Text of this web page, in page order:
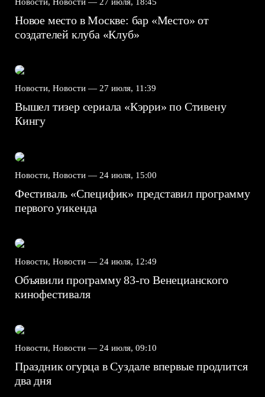
Новое место в Москве: бар «Место» от
создателей клуба «Клуб»
Новости, Новости — 27 июля, 11:39
Вышел тизер сериала «Кэрри» по Стивену
Кингу
Новости, Новости — 24 июля, 15:00
Фестиваль «Специфик» представил программу
первого уикенда
Новости, Новости — 24 июля, 12:49
Объявили программу 83-го Венецианского
кинофестиваля
Новости, Новости — 24 июля, 09:10
Праздник огурца в Суздале впервые продлится
два дня